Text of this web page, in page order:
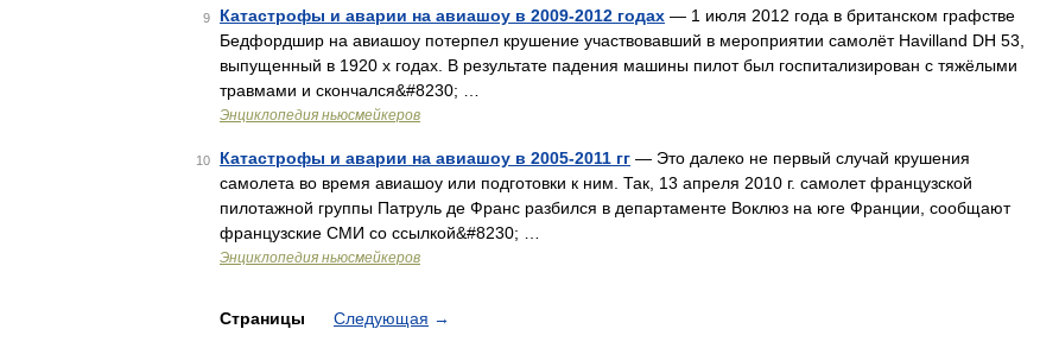
9 Катастрофы и аварии на авиашоу в 2009-2012 годах — 1 июля 2012 года в британском графстве
Бедфордшир на авиашоу потерпел крушение участвовавший в мероприятии самолёт Havilland DH 53,
выпущенный в 1920 х годах. В результате падения машины пилот был госпитализирован с тяжёлыми
травмами и скончался&#8230; …
Энциклопедия ньюсмейкеров
10 Катастрофы и аварии на авиашоу в 2005-2011 гг — Это далеко не первый случай крушения
самолета во время авиашоу или подготовки к ним. Так, 13 апреля 2010 г. самолет французской
пилотажной группы Патруль де Франс разбился в департаменте Воклюз на юге Франции, сообщают
французские СМИ со ссылкой&#8230; …
Энциклопедия ньюсмейкеров
Страницы Следующая →